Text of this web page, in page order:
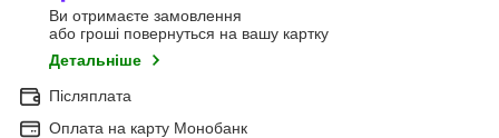
Ви отримаєте замовлення
або гроші повернуться на вашу картку
Детальніше
Післяплата
Оплата на карту Монобанк